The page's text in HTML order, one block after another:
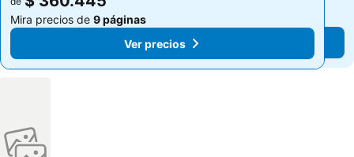
Mira precios de 9 páginas
Ver precios
Mira precios de 9 páginas
Ver precios